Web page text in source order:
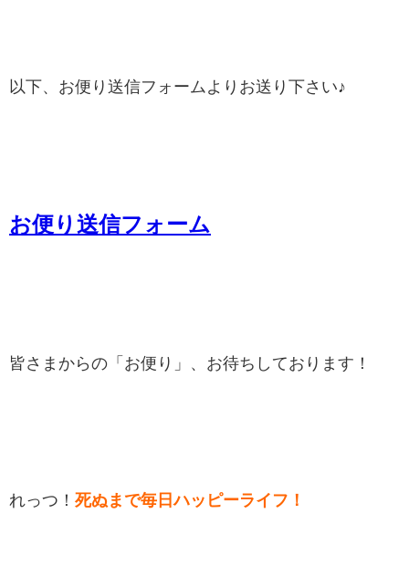
以下、お便り送信フォームよりお送り下さい♪
お便り送信フォーム
皆さまからの「お便り」、お待ちしております！
れっつ！ 死ぬまで毎日ハッピーライフ！